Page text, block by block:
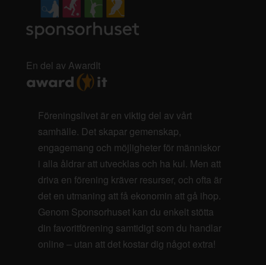
En del av AwardIt
Föreningslivet är en viktig del av vårt
samhälle. Det skapar gemenskap,
engagemang och möjligheter för människor
i alla åldrar att utvecklas och ha kul. Men att
driva en förening kräver resurser, och ofta är
det en utmaning att få ekonomin att gå ihop.
Genom Sponsorhuset kan du enkelt stötta
din favoritförening samtidigt som du handlar
online – utan att det kostar dig något extra!